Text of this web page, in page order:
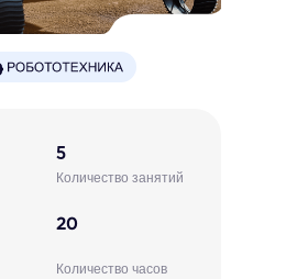
5
Количество занятий
20
Количество часов